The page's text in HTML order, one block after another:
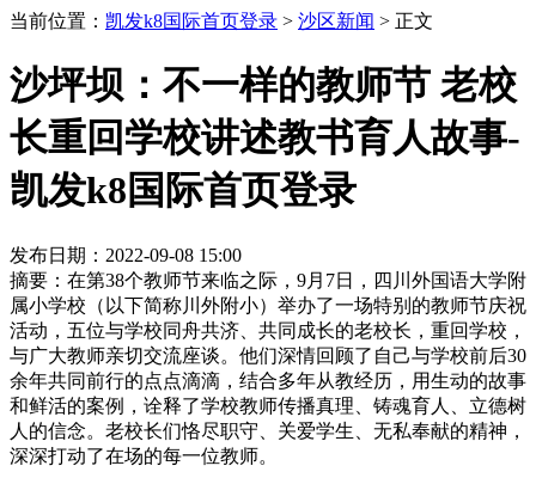
当前位置： 凯发k8国际首页登录 > 沙区新闻 > 正文
沙坪坝：不一样的教师节 老校
长重回学校讲述教书育人故事-
凯发k8国际首页登录
发布日期：2022-09-08 15:00
摘要：在第38个教师节来临之际，9月7日，四川外国语大学附
属小学校（以下简称川外附小）举办了一场特别的教师节庆祝
活动，五位与学校同舟共济、共同成长的老校长，重回学校，
与广大教师亲切交流座谈。他们深情回顾了自己与学校前后30
余年共同前行的点点滴滴，结合多年从教经历，用生动的故事
和鲜活的案例，诠释了学校教师传播真理、铸魂育人、立德树
人的信念。老校长们恪尽职守、关爱学生、无私奉献的精神，
深深打动了在场的每一位教师。